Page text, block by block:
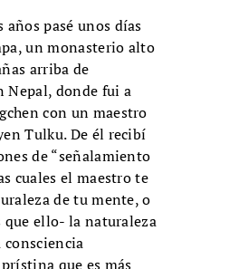
años pasé unos días
un monasterio alto
arriba de
Nepal, donde fui a
con un maestro
Tulku. De él recibí
de “señalamiento
cuales el maestro te
de tu mente, o
que ello- la naturaleza
consciencia
que es más